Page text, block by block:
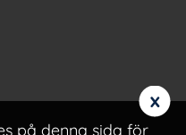
på denna sida för
x